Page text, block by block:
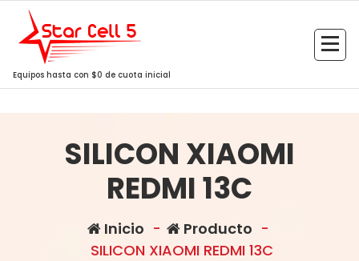
Saltar
contenido
Equipos hasta con $0 de cuota inicial
SILICON XIAOMI
REDMI 13C
Inicio - Producto -
SILICON XIAOMI REDMI 13C